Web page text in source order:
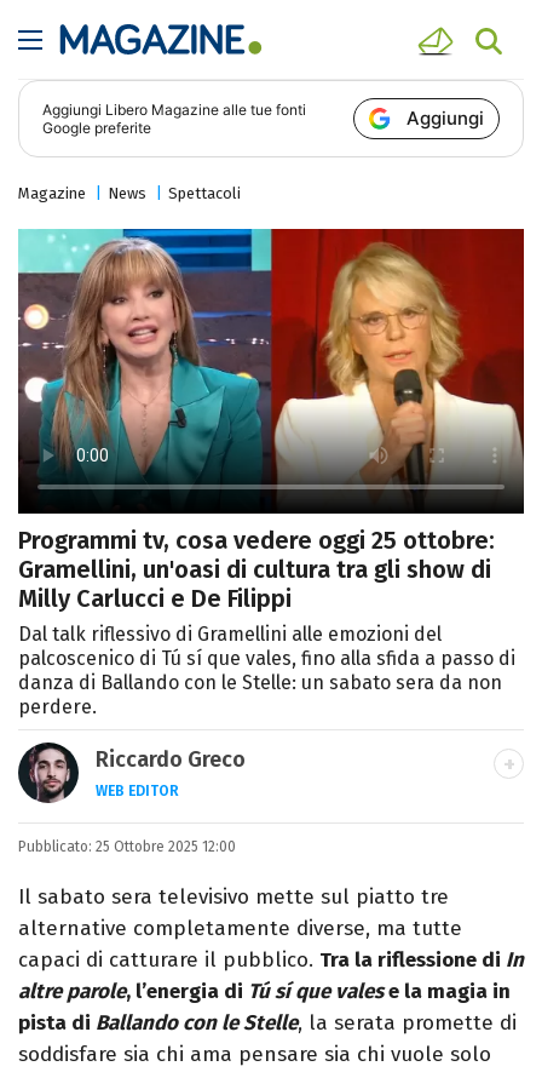
Aggiungi Libero Magazine alle tue fonti
Google preferite
Aggiungi
Magazine News Spettacoli
Programmi tv, cosa vedere oggi 25 ottobre:
Gramellini, un'oasi di cultura tra gli show di
Milly Carlucci e De Filippi
Dal talk riflessivo di Gramellini alle emozioni del
palcoscenico di Tú sí que vales, fino alla sfida a passo di
danza di Ballando con le Stelle: un sabato sera da non
perdere.
Riccardo Greco
WEB EDITOR
LINKEDIN
Si avvicina all'editoria studiando all'IED
come Fashion Editor. Si specializza poi in
Comunicazione digitale, Giornalismo e
Nuovi media presso La Sapienza,
collaborando con alcune testate ed uffici
stampa.
Pubblicato: 25 Ottobre 2025 12:00
Il sabato sera televisivo mette sul piatto tre
alternative completamente diverse, ma tutte
capaci di catturare il pubblico. Tra la riflessione di In
altre parole, l’energia di Tú sí que valese la magia in
pista di Ballando con le Stelle, la serata promette di
soddisfare sia chi ama pensare sia chi vuole solo